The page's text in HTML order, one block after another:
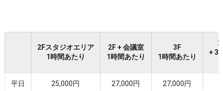
2Fスタジオエリア
1時間あたり
2F + 会議室
1時間あたり
3F
1時間あたり
+
平日 25,000円 27,000円 27,000円